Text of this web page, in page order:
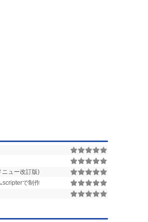
ニュー改訂版)
scripterで制作